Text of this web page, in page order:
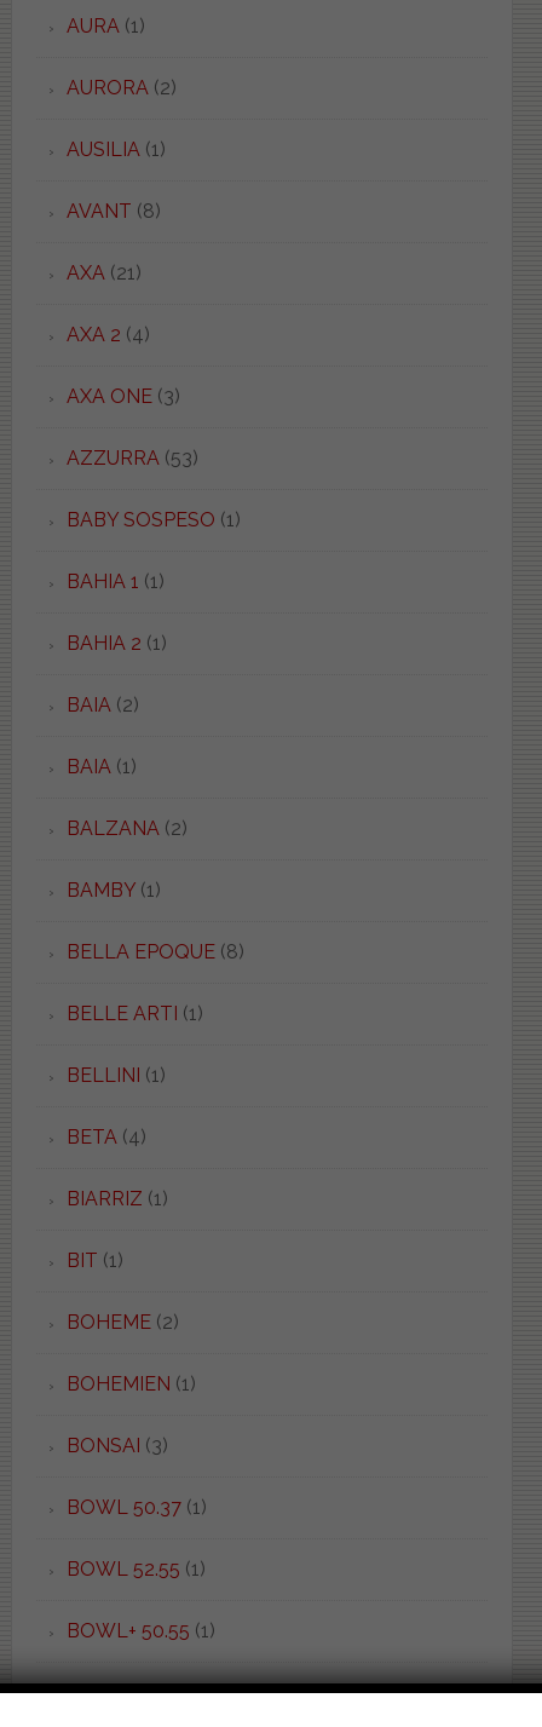
AURA (1)
AURORA (2)
AUSILIA (1)
AVANT (8)
AXA (21)
AXA 2 (4)
AXA ONE(3)
AZZURRA (53)
BABY SOSPESO (1)
BAHIA 1 (1)
BAHIA 2 (1)
BAIA (2)
BAIA (1)
BALZANA (2)
BAMBY(1)
BELLA EPOQUE(8)
BELLE ARTI (1)
BELLINI (1)
BETA (4)
BIARRIZ (1)
BIT (1)
BOHEME(2)
BOHEMIEN (1)
BONSAI (3)
BOWL 50.37(1)
BOWL 52.55 (1)
BOWL+ 50.55 (1)
BOWL+ 55.38(2)